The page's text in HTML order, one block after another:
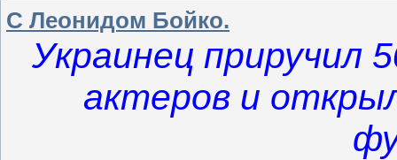
С Леонидом Бойко.
Украинец приручил
актеров и